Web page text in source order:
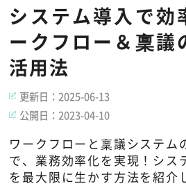
システム導入で効
ークフロー＆稟議
活用法
更新日：2025-06-13
公開日：2023-04-10
ワークフローと稟議システム
で、業務効率化を実現！シス
を最大限に生かす方法を紹介